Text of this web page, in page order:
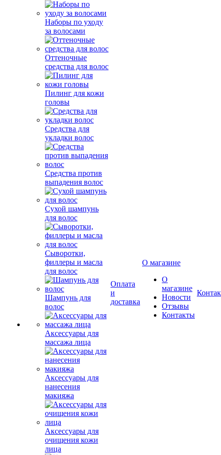
Наборы по уходу
за волосами
Оттеночные
средства для волос
Пилинг для кожи
головы
Средства для
укладки волос
Средства против
выпадения волос
Сухой шампунь
для волос
Сыворотки,
филлеры и масла
для волос
Шампунь для
волос
Аксессуары для
массажа лица
Аксессуары для
нанесения
макияжа
Аксессуары для
очищения кожи
лица
Оплата
и
доставка
О магазине
О
магазине
Новости
Отзывы
Контакты